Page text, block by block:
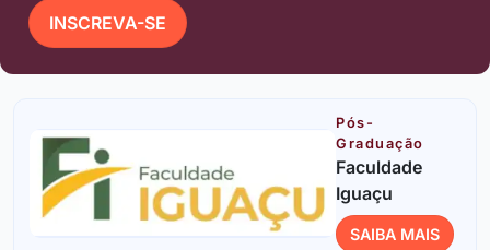
INSCREVA-SE
Pós-
Graduação
Faculdade
Iguaçu
SAIBA MAIS